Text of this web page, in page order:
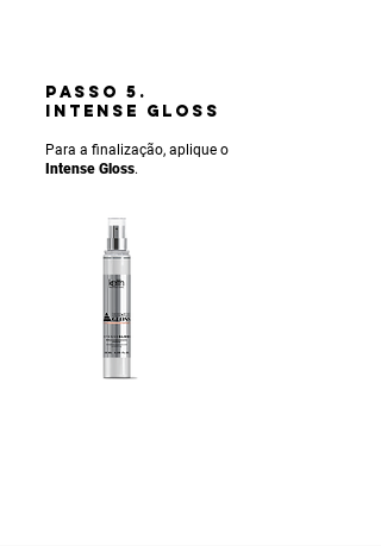
PASSO 5.
INTENSE gLOSS
Para a finalização, aplique o
Intense Gloss.